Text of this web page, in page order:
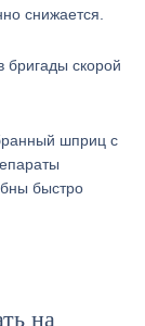
снижается.
бригады скорой
шприц с
быстро
на